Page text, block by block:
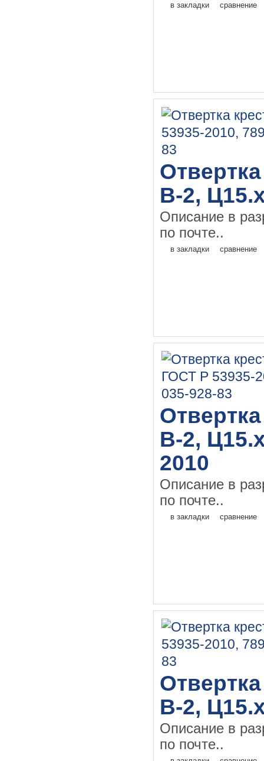
в закладки сравнение
В-2,
Описание в
по почте..
в закладки сравнение
В-2,
2010
Описание в
по почте..
в закладки сравнение
В-2,
Описание в
по почте..